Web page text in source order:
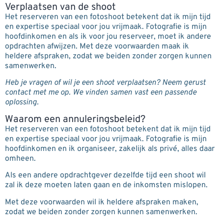
Verplaatsen van de shoot
Het reserveren van een fotoshoot betekent dat ik mijn tijd
en expertise speciaal voor jou vrijmaak. Fotografie is mijn
hoofdinkomen en als ik voor jou reserveer, moet ik andere
opdrachten afwijzen. Met deze voorwaarden maak ik
heldere afspraken, zodat we beiden zonder zorgen kunnen
samenwerken.
Heb je vragen of wil je een shoot verplaatsen? Neem gerust
contact met me op. We vinden samen vast een passende
oplossing.
Waarom een annuleringsbeleid?
Het reserveren van een fotoshoot betekent dat ik mijn tijd
en expertise speciaal voor jou vrijmaak. Fotografie is mijn
hoofdinkomen en ik organiseer, zakelijk als privé, alles daar
omheen.
Als een andere opdrachtgever dezelfde tijd een shoot wil
zal ik deze moeten laten gaan en de inkomsten mislopen.
Met deze voorwaarden wil ik heldere afspraken maken,
zodat we beiden zonder zorgen kunnen samenwerken.